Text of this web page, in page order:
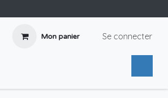
Mon panier Se connecter